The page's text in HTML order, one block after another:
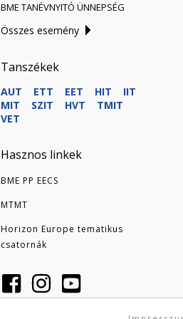
BME TANÉVNYITÓ ÜNNEPSÉG
Összes esemény
Tanszékek
AUT ETT EET HIT
IIT
MIT
SZIT HVT
TMIT
VET
Hasznos linkek
BME PP EECS
MTMT
Horizon Europe tematikus
csatornák